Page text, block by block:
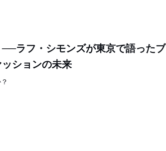
──ラフ・シモンズが東京で語ったブ
ションの未来